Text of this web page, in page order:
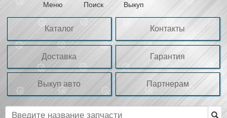
Меню Поиск Выкуп
Каталог Контакты
Доставка Гарантия
Выкуп авто Партнерам